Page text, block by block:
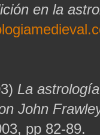
en la
La
John
pp 82-89.